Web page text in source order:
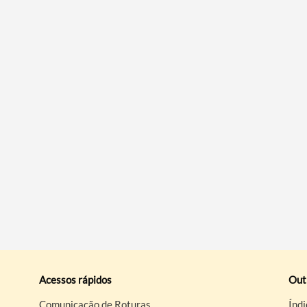
Acessos rápidos
Comunicação de Roturas